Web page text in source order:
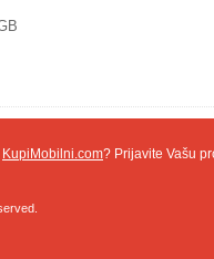
KupiMobilni.com? Prijavite Vašu